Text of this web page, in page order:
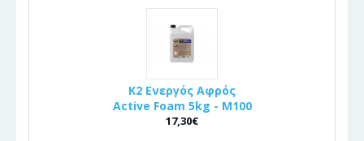
K2 Ενεργός Αφρός
Active Foam 5kg - M100
17,30€